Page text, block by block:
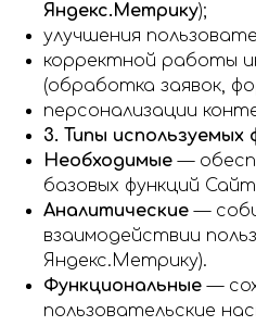
Яндекс.Метрику);
улучшения
корректной работы
(обработка заявок,
персонализации
3. Типы используемых
Необходимые —
базовых функций
Аналитические —
взаимодействии
Яндекс.Метрику).
Функциональные —
пользовательские